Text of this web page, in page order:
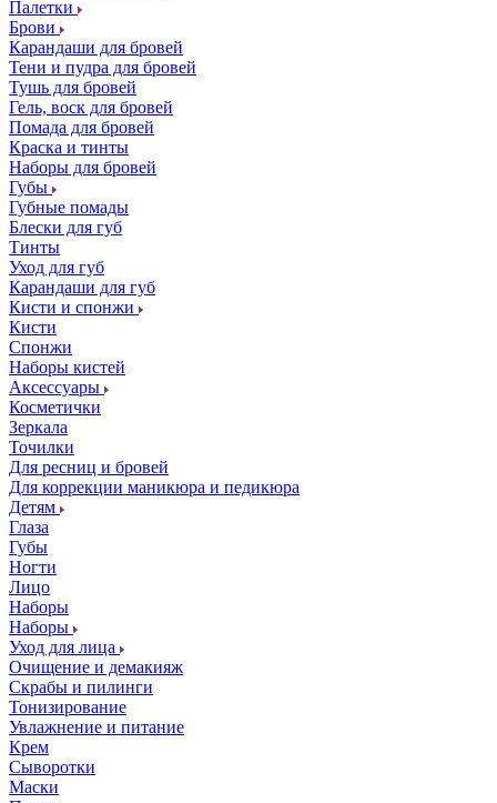
Палетки
Брови
Карандаши для бровей
Тени и пудра для бровей
Тушь для бровей
Гель, воск для бровей
Помада для бровей
Краска и тинты
Наборы для бровей
Губы
Губные помады
Блески для губ
Тинты
Уход для губ
Карандаши для губ
Кисти и спонжи
Кисти
Спонжи
Наборы кистей
Аксессуары
Косметички
Зеркала
Точилки
Для ресниц и бровей
Для коррекции маникюра и педикюра
Детям
Глаза
Губы
Ногти
Лицо
Наборы
Наборы
Уход для лица
Очищение и демакияж
Скрабы и пилинги
Тонизирование
Увлажнение и питание
Крем
Сыворотки
Маски